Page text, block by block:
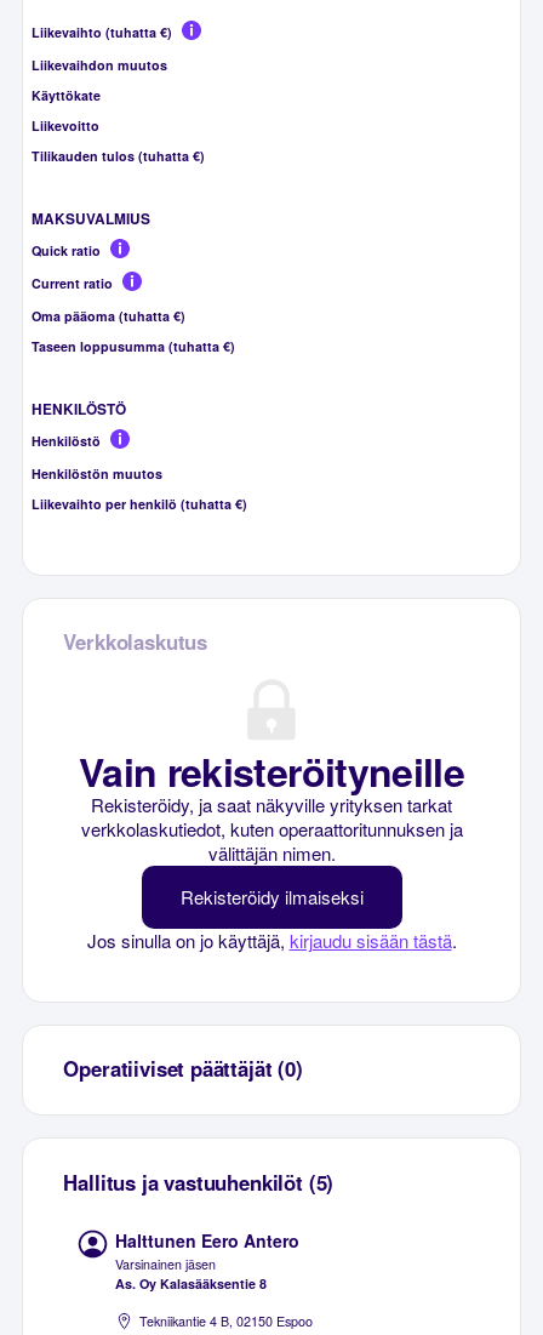
Liikevaihto (tuhatta €)
Liikevaihdon muutos
Käyttökate
Liikevoitto
Tilikauden tulos (tuhatta €)
MAKSUVALMIUS
Quick ratio
Current ratio
Oma pääoma (tuhatta €)
Taseen loppusumma (tuhatta €)
HENKILÖSTÖ
Henkilöstö
Henkilöstön muutos
Liikevaihto per henkilö (tuhatta €)
Verkkolaskutus
Vain rekisteröityneille
Rekisteröidy, ja saat näkyville yrityksen tarkat
verkkolaskutiedot, kuten operaattoritunnuksen ja
välittäjän nimen.
Rekisteröidy ilmaiseksi
Jos sinulla on jo käyttäjä, kirjaudu sisään tästä.
Operatiiviset päättäjät (0)
Hallitus ja vastuuhenkilöt (5)
Halttunen Eero Antero
Varsinainen jäsen
As. Oy Kalasääksentie 8
Tekniikantie 4 B, 02150 Espoo